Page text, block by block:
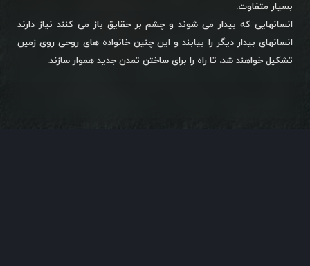
بسیار متفاوت.
انسانهایی که بیدار می شوند و چشم بر حقایق باز می کنند نیاز دارند
انسانهای بیدار دیگر را بیابند و این چنین خانواده های روحی روی زمین
تشکیل خواهند شد، تا راه را برای ساختن تمدن جدید هموار سازند.